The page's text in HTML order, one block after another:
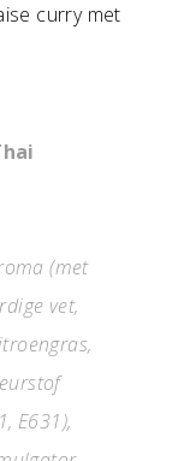
curry met
(met
vet,
E631),